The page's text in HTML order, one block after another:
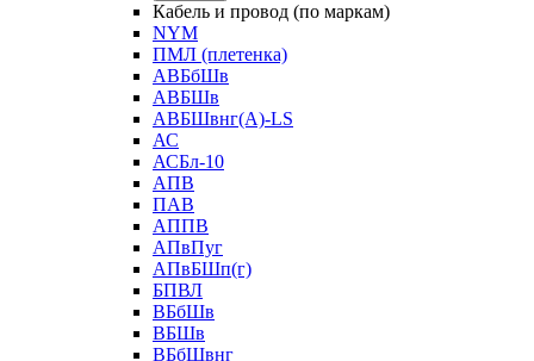
Кабель и провод (по маркам)
NYM
ПМЛ (плетенка)
АВБбШв
АВБШв
АВБШвнг(А)-LS
АС
АСБл-10
АПВ
ПАВ
АППВ
АПвПуг
АПвБШп(г)
БПВЛ
ВБбШв
ВБШв
ВБбШвнг